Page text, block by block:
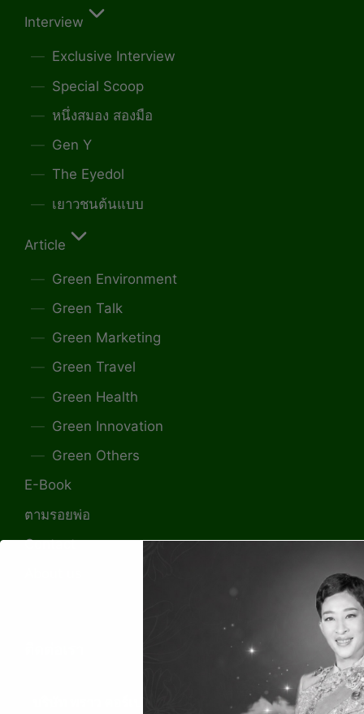
Interview
Exclusive Interview
Special Scoop
หนึ่งสมอง สองมือ
Gen Y
The Eyedol
เยาวชนต้นแบบ
Article
Green Environment
Green Talk
Green Marketing
Green Travel
Green Health
Green Innovation
Green Others
E-Book
ตามรอยพ่อ
Contact